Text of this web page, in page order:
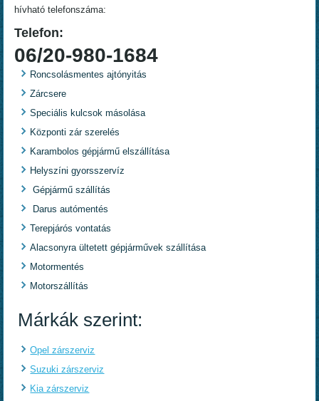
hívható telefonszáma:
Telefon:
06/20-980-1684
Roncsolásmentes ajtónyitás
Zárcsere
Speciális kulcsok másolása
Központi zár szerelés
Karambolos gépjármű elszállítása
Helyszíni gyorsszervíz
Gépjármű szállítás
Darus autómentés
Terepjárós vontatás
Alacsonyra ültetett gépjárművek szállítása
Motormentés
Motorszállítás
Márkák szerint:
Opel zárszerviz
Suzuki zárszerviz
Kia zárszerviz